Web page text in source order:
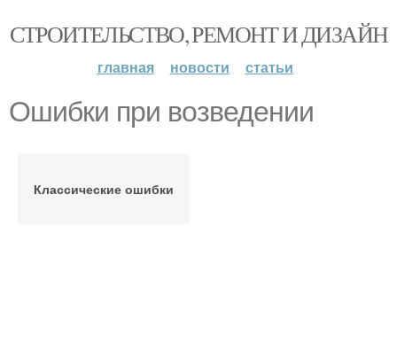
СТРОИТЕЛЬСТВО, РЕМОНТ И ДИЗАЙН
главная новости статьи
Ошибки при возведении
Классические ошибки